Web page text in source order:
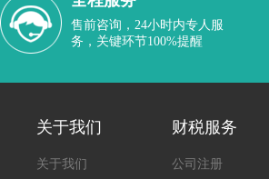
售前咨询，24小时内专人服
务，关键环节100%提醒
关于我们
关于我们
财税服务
公司注册